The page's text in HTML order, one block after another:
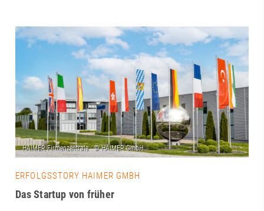
ERFOLGSSTORY HAIMER GMBH
Das Startup von früher